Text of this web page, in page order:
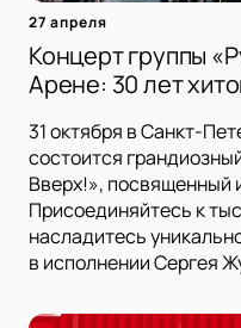
27 апреля
Концерт группы
Арене: 30 лет
31 октября в Санкт-
состоится
Вверх!», посвященный
Присоединяйтесь к
насладитесь
в исполнении Сергея